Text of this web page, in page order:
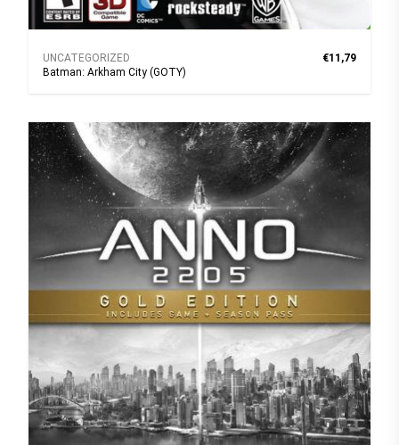
UNCATEGORIZED
Batman: Arkham City (GOTY)
€11,79